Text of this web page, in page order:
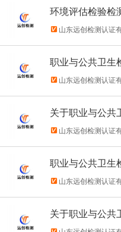
环境评估检验检
山东远创检测认证
职业与公共卫生
计方案
山东远创检测认证
关于职业与公共
心因素及流程
山东远创检测认证
职业与公共卫生
程及步骤
山东远创检测认证
关于职业与公共